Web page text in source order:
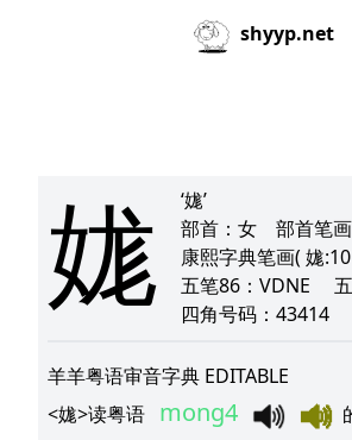
shyyp.net
娏
‘娏’
部首： 女 部首笔画
康熙字典笔画( 娏
五笔86： VDNE
四角号码： 43414
羊羊粤语审音字典 EDITABLE
<娏>读粤语 mong4